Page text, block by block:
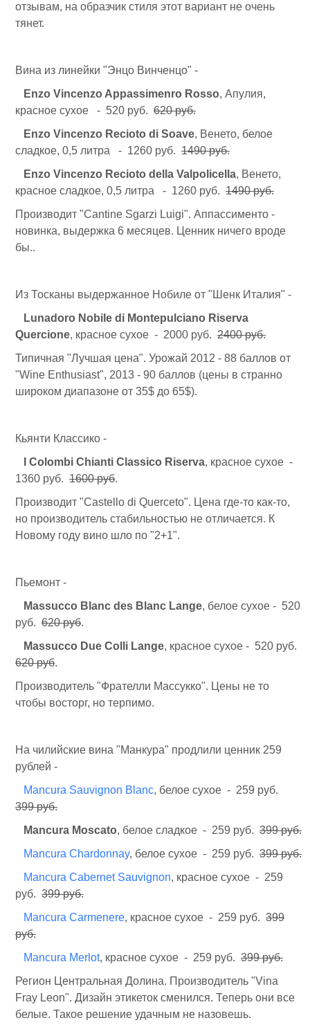
отзывам, на образчик стиля этот вариант не очень
тянет.
Вина из линейки "Энцо Винченцо" -
Enzo Vincenzo Appassimenro Rosso, Апулия,
красное сухое - 520 руб. 620 руб.
Enzo Vincenzo Recioto di Soave, Венето, белое
сладкое, 0,5 литра - 1260 руб. 1490 руб.
Enzo Vincenzo Recioto della Valpolicella, Венето,
красное сладкое, 0,5 литра - 1260 руб. 1490 руб.
Производит "Cantine Sgarzi Luigi". Аппассименто -
новинка, выдержка 6 месяцев. Ценник ничего вроде
бы..
Из Тосканы выдержанное Нобиле от "Шенк Италия" -
Lunadoro Nobile di Montepulciano Riserva
Quercione, красное сухое - 2000 руб. 2400 руб.
Типичная "Лучшая цена". Урожай 2012 - 88 баллов от
"Wine Enthusiast", 2013 - 90 баллов (цены в странно
широком диапазоне от 35$ до 65$).
Кьянти Классико -
I Colombi Chianti Classico Riserva, красное сухое -
1360 руб. 1600 руб.
Производит "Castello di Querceto". Цена где-то как-то,
но производитель стабильностью не отличается. К
Новому году вино шло по "2+1".
Пьемонт -
Massucco Blanc des Blanc Lange, белое сухое - 520
руб. 620 руб.
Massucco Due Colli Lange, красное сухое - 520 руб.
620 руб.
Производитель "Фрателли Массукко". Цены не то
чтобы восторг, но терпимо.
На чилийские вина "Манкура" продлили ценник 259
рублей -
Mancura Sauvignon Blanc, белое сухое - 259 руб.
399 руб.
Mancura Moscato, белое сладкое - 259 руб. 399 руб.
Mancura Chardonnay, белое сухое - 259 руб. 399 руб.
Mancura Cabernet Sauvignon, красное сухое - 259
руб. 399 руб.
Mancura Carmenere, красное сухое - 259 руб. 399
руб.
Mancura Merlot, красное сухое - 259 руб. 399 руб.
Регион Центральная Долина. Производитель "Vina
Fray Leon". Дизайн этикеток сменился. Теперь они все
белые. Такое решение удачным не назовешь.